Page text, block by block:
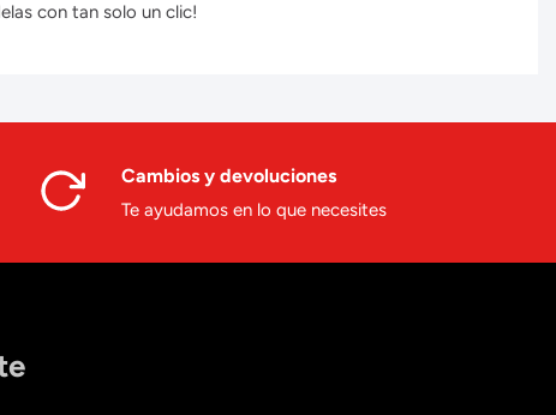
con tan solo un clic!
Cambios y devoluciones
Te ayudamos en lo que necesites